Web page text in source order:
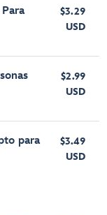
$3.29
USD
$2.99
USD
para
$3.49
USD